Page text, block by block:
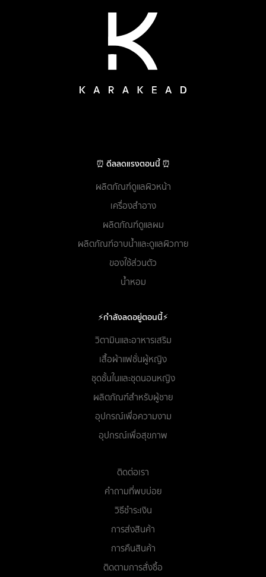
⏰ ดีลลดแรงตอนนี้ ⏰
ผลิตภัณฑ์ดูแลผิวหน้า
เครื่องสำอาง
ผลิตภัณฑ์ดูแลผม
ผลิตภัณฑ์อาบน้ำและดูแลผิวกาย
ของใช้ส่วนตัว
น้ำหอม
⚡กำลังลดอยู่ตอนนี้⚡
วิตามินและอาหารเสริม
เสื้อผ้าแฟชั่นผู้หญิง
ชุดชั้นในและชุดนอนหญิง
ผลิตภัณฑ์สำหรับผู้ชาย
อุปกรณ์เพื่อความงาม
อุปกรณ์เพื่อสุขภาพ
ติดต่อเรา
คำถามที่พบบ่อย
วิธีชำระเงิน
การส่งสินค้า
การคืนสินค้า
ติดตามการสั่งซื้อ